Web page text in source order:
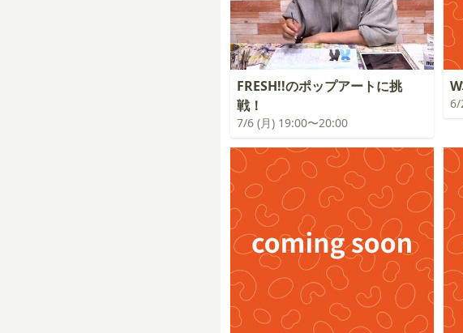
FRESH!!のポップアートに挑
戦！
7/6 (月) 19:00〜20:00
6/